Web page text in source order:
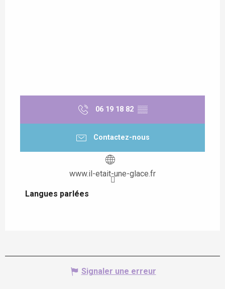
06 19 18 82 ▒▒
Contactez-nous
www.il-etait-une-glace.fr
Langues parlées
Langues parlées
Signaler une erreur